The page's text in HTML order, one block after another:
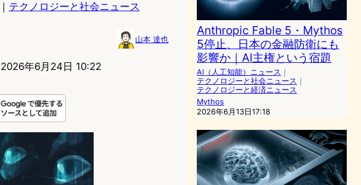
｜ テクノロジーと社会ニュース
山本 達也
2026年6月24日 10:22
Anthropic Fable 5・Mythos
5停止、日本の金融防衛にも
影響か｜AI主権という宿題
AI（人工知能）ニュース ｜
テクノロジーと社会ニュース ｜
テクノロジーと経済ニュース
Mythos
2026年6月13日17:18